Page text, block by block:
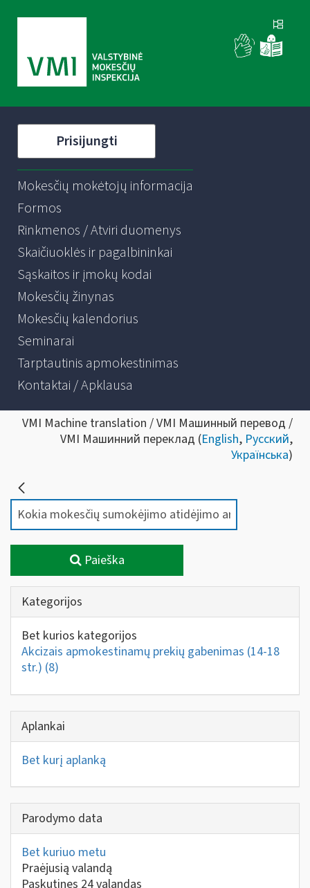
Prisijungti
Mokesčių mokėtojų informacija
Formos
Rinkmenos / Atviri duomenys
Skaičiuoklės ir pagalbininkai
Sąskaitos ir įmokų kodai
Mokesčių žinynas
Mokesčių kalendorius
Seminarai
Tarptautinis apmokestinimas
Kontaktai / Apklausa
VMI Machine translation / VMI Машинный перевод /
VMI Машинний переклад (English, Русский,
Українська)
Paieška
Kategorijos
Bet kurios kategorijos
Akcizais apmokestinamų prekių gabenimas (14-18
str.) (8)
Aplankai
Bet kurį aplanką
Parodymo data
Bet kuriuo metu
Praėjusią valandą
Paskutines 24 valandas